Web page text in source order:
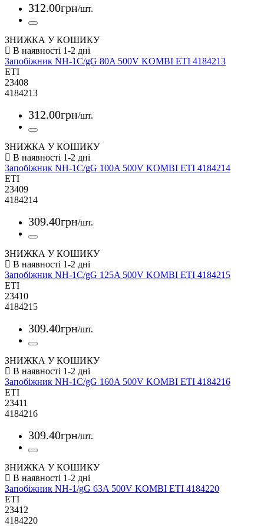
312.00грн/шт.
ЗНИЖКА У КОШИКУ
Запобіжник NH-1C/gG 80A 500V KOMBI ETI 4184213
ETI
23408
4184213
312.00грн/шт.
ЗНИЖКА У КОШИКУ
Запобіжник NH-1C/gG 100A 500V KOMBI ETI 4184214
ETI
23409
4184214
309.40грн/шт.
ЗНИЖКА У КОШИКУ
Запобіжник NH-1C/gG 125A 500V KOMBI ETI 4184215
ETI
23410
4184215
309.40грн/шт.
ЗНИЖКА У КОШИКУ
Запобіжник NH-1C/gG 160A 500V KOMBI ETI 4184216
ETI
23411
4184216
309.40грн/шт.
ЗНИЖКА У КОШИКУ
Запобіжник NH-1/gG 63A 500V KOMBI ETI 4184220
ETI
23412
4184220